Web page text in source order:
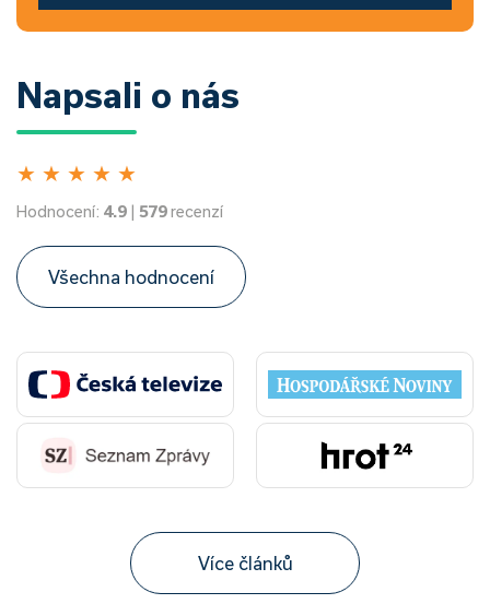
Napsali o nás
★ ★ ★ ★ ★
Hodnocení: 4.9 | 579recenzí
Všechna hodnocení
Více článků